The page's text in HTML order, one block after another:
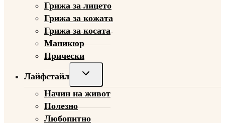
Грижа за лицето
Грижа за кожата
Грижа за косата
Маникюр
Прически
Лайфстайл
Toggle
child
menu
Начин на живот
Полезно
Любопитно